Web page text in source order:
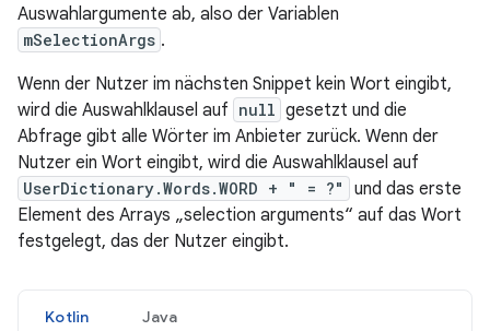
Auswahlargumente ab, also der Variablen
mSelectionArgs .
Wenn der Nutzer im nächsten Snippet kein Wort eingibt,
wird die Auswahlklausel auf null gesetzt und die
Abfrage gibt alle Wörter im Anbieter zurück. Wenn der
Nutzer ein Wort eingibt, wird die Auswahlklausel auf
UserDictionary.Words.WORD + " = ?"
und das erste
Element des Arrays „selection arguments“ auf das Wort
festgelegt, das der Nutzer eingibt.
Kotlin Java